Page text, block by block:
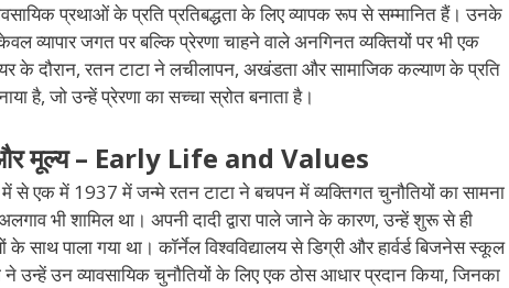
प्रथाओं के प्रति प्रतिबद्धता के लिए व्यापक रूप से सम्मानित हैं। उनके
व्यापार जगत पर बल्कि प्रेरणा चाहने वाले अनगिनत व्यक्तियों पर भी एक
के दौरान, रतन टाटा ने लचीलापन, अखंडता और सामाजिक कल्याण के प्रति
है, जो उन्हें प्रेरणा का सच्चा स्रोत बनाता है।
मूल्य – Early Life and Values
में से एक में 1937 में जन्मे रतन टाटा ने बचपन में व्यक्तिगत चुनौतियों का सामना
भी शामिल था। अपनी दादी द्वारा पाले जाने के कारण, उन्हें शुरू से ही
साथ पाला गया था। कॉर्नेल विश्वविद्यालय से डिग्री और हार्वर्ड बिजनेस स्कूल
उन्हें उन व्यावसायिक चुनौतियों के लिए एक ठोस आधार प्रदान किया, जिनका